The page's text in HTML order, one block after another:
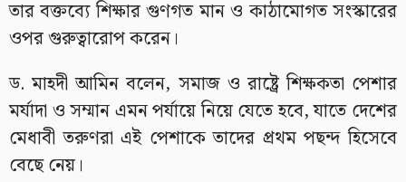
তার বক্তব্যে শিক্ষার গুণগত মান ও কাঠামোগত সংস্কারের
ওপর গুরুত্বারোপ করেন।
ড. মাহদী আমিন বলেন, সমাজ ও রাষ্ট্রে শিক্ষকতা পেশার
মর্যাদা ও সম্মান এমন পর্যায়ে নিয়ে যেতে হবে, যাতে দেশের
মেধাবী তরুণরা এই পেশাকে তাদের প্রথম পছন্দ হিসেবে
বেছে নেয়।